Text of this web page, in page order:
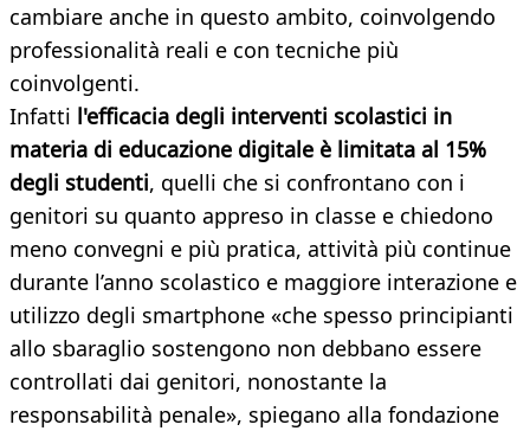
cambiare anche in questo ambito, coinvolgendo
professionalità reali e con tecniche più
coinvolgenti.
Infatti l'efficacia degli interventi scolastici in
materia di educazione digitale è limitata al 15%
degli studenti, quelli che si confrontano con i
genitori su quanto appreso in classe e chiedono
meno convegni e più pratica, attività più continue
durante l’anno scolastico e maggiore interazione e
utilizzo degli smartphone «che spesso principianti
allo sbaraglio sostengono non debbano essere
controllati dai genitori, nonostante la
responsabilità penale», spiegano alla fondazione